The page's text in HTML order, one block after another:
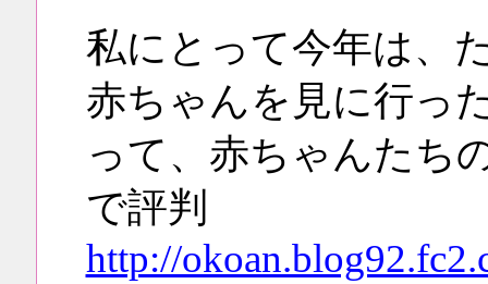
私にとって今年は、
赤ちゃんを見に行っ
って、赤ちゃんたち
で評判
http://